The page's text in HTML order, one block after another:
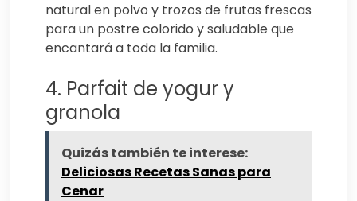
natural en polvo y trozos de frutas frescas
para un postre colorido y saludable que
encantará a toda la familia.
4. Parfait de yogur y
granola
Quizás también te interese:
Deliciosas Recetas Sanas para
Cenar